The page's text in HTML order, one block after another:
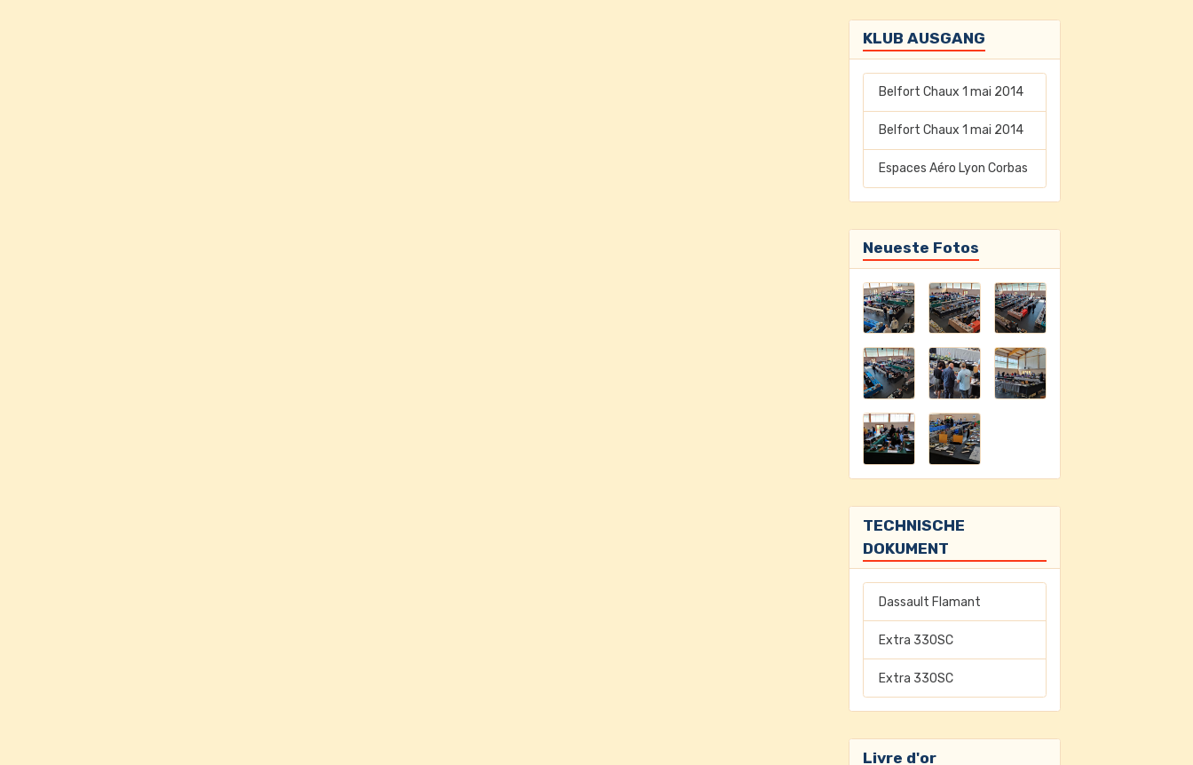
KLUB AUSGANG
Belfort Chaux 1 mai 2014
Belfort Chaux 1 mai 2014
Espaces Aéro Lyon Corbas
Neueste Fotos
TECHNISCHE
DOKUMENT
Dassault Flamant
Extra 330SC
Extra 330SC
Livre d'or